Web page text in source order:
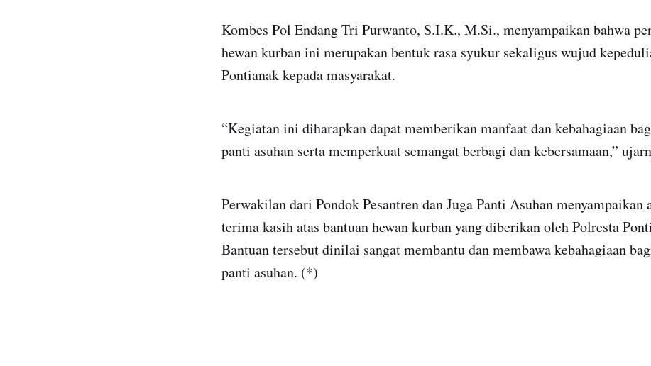
Kombes Pol Endang Tri Purwanto, S.I.K., M.Si., menyampaikan bahwa
hewan kurban ini merupakan bentuk rasa syukur sekaligus wujud
Pontianak kepada masyarakat.
“Kegiatan ini diharapkan dapat memberikan manfaat dan kebahagiaan
panti asuhan serta memperkuat semangat berbagi dan kebersamaan,”
Perwakilan dari Pondok Pesantren dan Juga Panti Asuhan menyampaikan
terima kasih atas bantuan hewan kurban yang diberikan oleh Polresta
Bantuan tersebut dinilai sangat membantu dan membawa kebahagiaan
panti asuhan. (*)